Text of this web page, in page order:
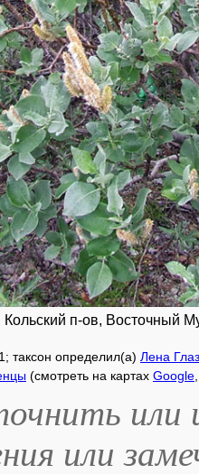
п-ов, Восточный
; таксон определил(а) Лена
(смотреть на картах Google
или
или